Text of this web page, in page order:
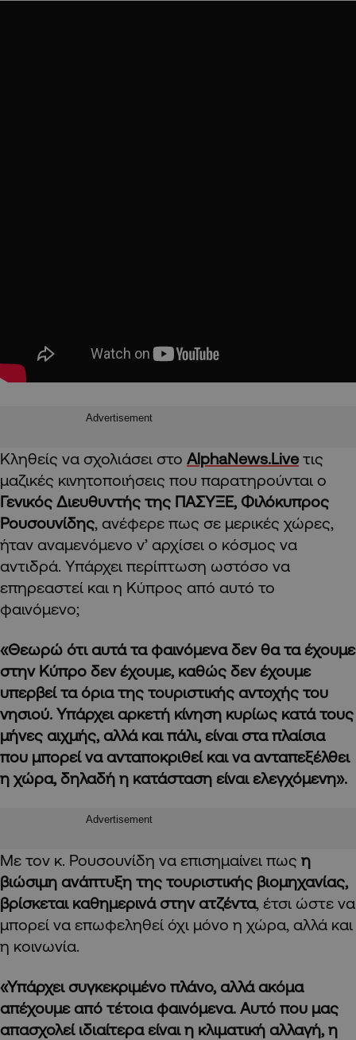
Advertisement
Κληθείς να σχολιάσει στο AlphaNews.Liveτις
μαζικές κινητοποιήσεις που παρατηρούνται ο
Γενικός Διευθυντής της ΠΑΣΥΞΕ, Φιλόκυπρος
Ρουσουνίδης, ανέφερε πως σε μερικές χώρες,
ήταν αναμενόμενο ν’ αρχίσει ο κόσμος να
αντιδρά. Υπάρχει περίπτωση ωστόσο να
επηρεαστεί και η Κύπρος από αυτό το
φαινόμενο;
«Θεωρώ ότι αυτά τα φαινόμενα δεν θα τα έχουμε
στην Κύπρο δεν έχουμε, καθώς δεν έχουμε
υπερβεί τα όρια της τουριστικής αντοχής του
νησιού. Υπάρχει αρκετή κίνηση κυρίως κατά τους
μήνες αιχμής, αλλά και πάλι, είναι στα πλαίσια
που μπορεί να ανταποκριθεί και να ανταπεξέλθει
η χώρα, δηλαδή η κατάσταση είναι ελεγχόμενη».
Advertisement
Με τον κ. Ρουσουνίδη να επισημαίνει πως η
βιώσιμη ανάπτυξη της τουριστικής βιομηχανίας,
βρίσκεται καθημερινά στην ατζέντα, έτσι ώστε να
μπορεί να επωφεληθεί όχι μόνο η χώρα, αλλά και
η κοινωνία.
«Υπάρχει συγκεκριμένο πλάνο, αλλά ακόμα
απέχουμε από τέτοια φαινόμενα. Αυτό που μας
απασχολεί ιδιαίτερα είναι η κλιματική αλλαγή, η